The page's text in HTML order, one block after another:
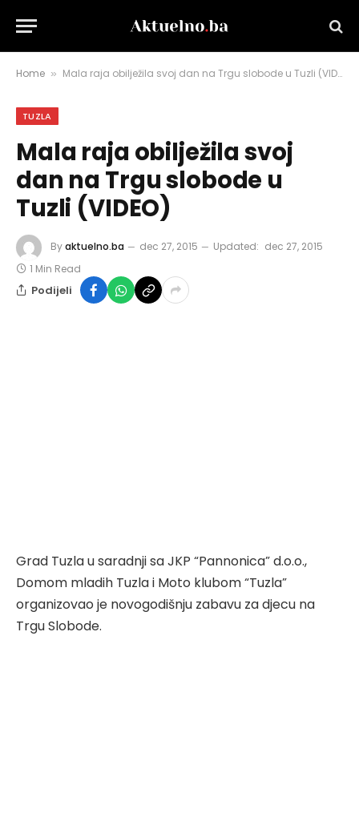
Home » Mala raja obilježila svoj dan na Trgu slobode u Tuzli (VIDEO)
TUZLA
Mala raja obilježila svoj
dan na Trgu slobode u
Tuzli (VIDEO)
Byaktuelno.ba dec 27, 2015 Updated: dec 27, 2015
1 Min Read
Podijeli
Grad Tuzla u saradnji sa JKP “Pannonica” d.o.o.,
Domom mladih Tuzla i Moto klubom “Tuzla”
organizovao je novogodišnju zabavu za djecu na
Trgu Slobode.